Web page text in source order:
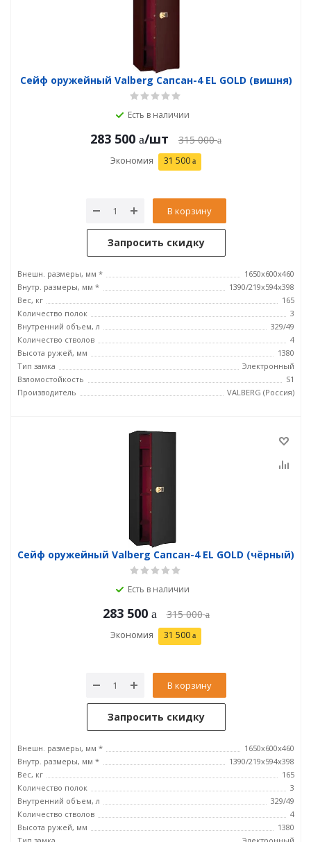
Сейф оружейный Valberg Сапсан-4 EL GOLD (вишня)
Есть в наличии
283 500 /шт 315 000
Экономия 31 500
В корзину
Запросить скидку
Внешн. размеры, мм *
1650х600х460
Внутр. размеры, мм *
1390/219х594х398
Вес, кг
165
Количество полок
3
Внутренний объем, л
329/49
Количество стволов
4
Высота ружей, мм
1380
Тип замка
Электронный
Взломостойкость
S1
Производитель
VALBERG (Россия)
Сейф оружейный Valberg Сапсан-4 EL GOLD (чёрный)
Есть в наличии
283 500 315 000
Экономия 31 500
В корзину
Запросить скидку
Внешн. размеры, мм *
1650х600х460
Внутр. размеры, мм *
1390/219х594х398
Вес, кг
165
Количество полок
3
Внутренний объем, л
329/49
Количество стволов
4
Высота ружей, мм
1380